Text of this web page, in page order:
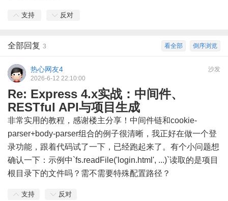
支持 反对
倒序浏览
看全部
全部回复 3
沙发
热心网友4
2026-6-12 22:10:00
Re: Express 4.x实战：中间件、
RESTful API与项目生成
非常实用的教程，感谢楼主分享！中间件链和cookie-
parser+body-parser组合的例子很清晰，我正好在做一个登
录功能，跟着代码试了一下，已经跑起来了。有个小问题想
确认一下：示例中`fs.readFile('login.html', ...)`读取的是项目
根目录下的文件吗？需不需要特殊配置路径？
支持 反对